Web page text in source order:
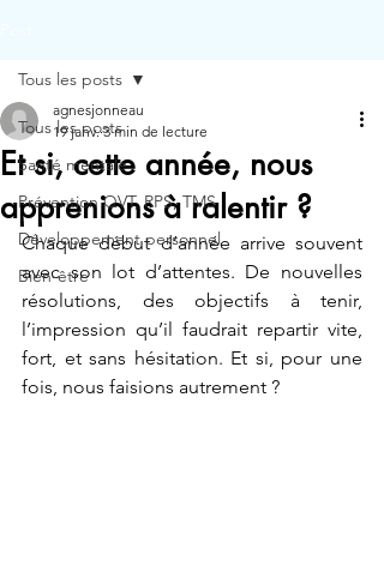
Tous les posts
Santé mentale
Prévention QVT, RPS, TMS
Développement personnel
Bien-être
Tous les posts
Et si, cette année, nous
apprenions à ralentir ?
agnesjonneau
19 janv. 3 min de lecture
Chaque début d’année arrive souvent
avec son lot d’attentes. De nouvelles
résolutions, des objectifs à tenir,
l’impression qu’il faudrait repartir vite,
fort, et sans hésitation. Et si, pour une
fois, nous faisions autrement ?